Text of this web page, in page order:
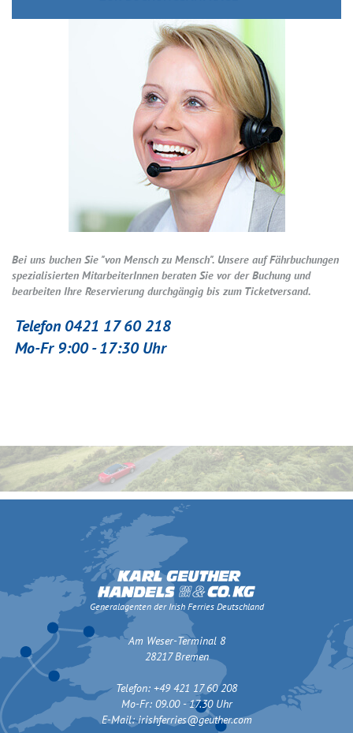
Bei uns buchen Sie "von Mensch zu Mensch". Unsere auf Fährbuchungen
spezialisierten MitarbeiterInnen beraten Sie vor der Buchung und
bearbeiten Ihre Reservierung durchgängig bis zum Ticketversand.
Telefon 0421 17 60 218
Mo-Fr 9:00 - 17:30 Uhr
Generalagenten der Irish Ferries Deutschland
Am Weser-Terminal 8
28217 Bremen
Telefon: +49 421 17 60 208
Mo-Fr: 09.00 - 17.30 Uhr
E-Mail:irishferries@geuther.com